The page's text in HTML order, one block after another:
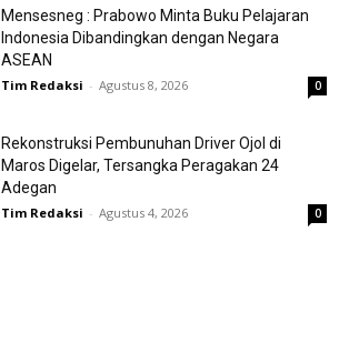
Mensesneg : Prabowo Minta Buku Pelajaran
Indonesia Dibandingkan dengan Negara
ASEAN
Tim Redaksi - Agustus 8, 2026 0
Rekonstruksi Pembunuhan Driver Ojol di
Maros Digelar, Tersangka Peragakan 24
Adegan
Tim Redaksi - Agustus 4, 2026 0